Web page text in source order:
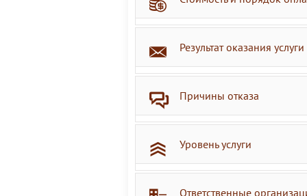
Результат оказания услуги
Причины отказа
Уровень услуги
Ответственные